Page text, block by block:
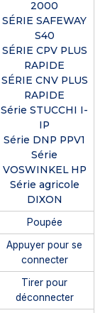
2000
SÉRIE SAFEWAY
S40
SÉRIE CPV PLUS
RAPIDE
SÉRIE CNV PLUS
RAPIDE
Série STUCCHI I-
IP
Série DNP PPV1
Série
VOSWINKEL HP
Série agricole
DIXON
Poupée
Appuyer pour se
connecter
Tirer pour
déconnecter